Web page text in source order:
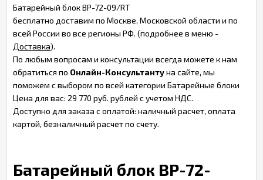
Батарейный блок BP-72-09/RT
бесплатно доставим по Москве, Московской области и по
всей России во все регионы РФ. (подробнее в меню -
Доставка).
По любым вопросам и консультации всегда можете к нам
обратиться по Онлайн-Консультантуна сайте, мы
поможем с выбором по всей категории Батарейные блоки
Цена для вас: 29 770 руб. рублей с учетом НДС.
Доступно для заказа с оплатой: наличный расчет, оплата
картой, безналичный расчет по счету.
Батарейный блок BP-72-